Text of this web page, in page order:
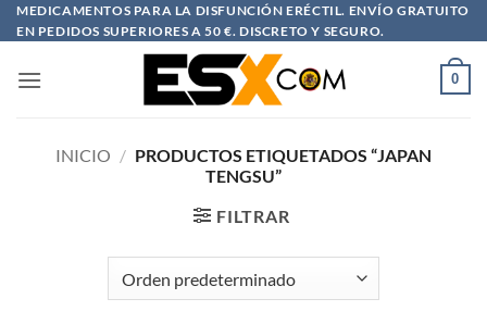
Saltar
al
MEDICAMENTOS PARA LA DISFUNCIÓN ERÉCTIL. ENVÍO GRATUITO
EN PEDIDOS SUPERIORES A 50 €. DISCRETO Y SEGURO.
0
INICIO / PRODUCTOS ETIQUETADOS “JAPAN
TENGSU”
FILTRAR